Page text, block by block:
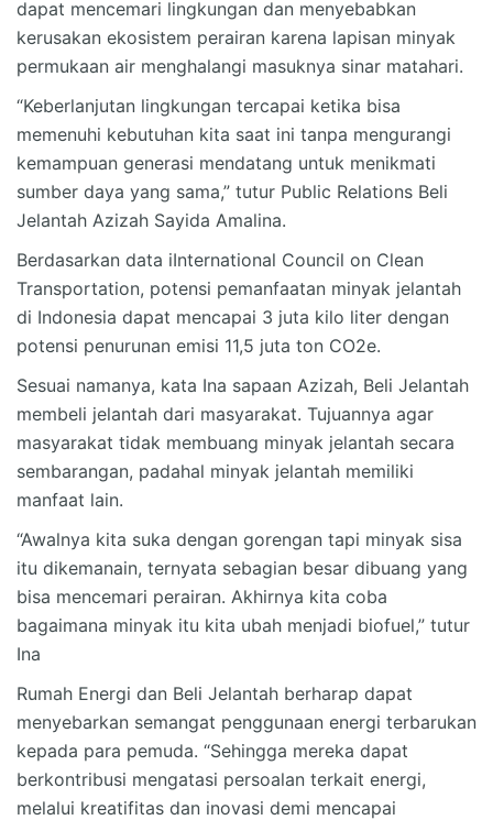
dapat mencemari lingkungan dan menyebabkan
kerusakan ekosistem perairan karena lapisan minyak
permukaan air menghalangi masuknya sinar matahari.
“Keberlanjutan lingkungan tercapai ketika bisa
memenuhi kebutuhan kita saat ini tanpa mengurangi
kemampuan generasi mendatang untuk menikmati
sumber daya yang sama,” tutur Public Relations Beli
Jelantah Azizah Sayida Amalina.
Berdasarkan data iInternational Council on Clean
Transportation, potensi pemanfaatan minyak jelantah
di Indonesia dapat mencapai 3 juta kilo liter dengan
potensi penurunan emisi 11,5 juta ton CO2e.
Sesuai namanya, kata Ina sapaan Azizah, Beli Jelantah
membeli jelantah dari masyarakat. Tujuannya agar
masyarakat tidak membuang minyak jelantah secara
sembarangan, padahal minyak jelantah memiliki
manfaat lain.
“Awalnya kita suka dengan gorengan tapi minyak sisa
itu dikemanain, ternyata sebagian besar dibuang yang
bisa mencemari perairan. Akhirnya kita coba
bagaimana minyak itu kita ubah menjadi biofuel,” tutur
Ina
Rumah Energi dan Beli Jelantah berharap dapat
menyebarkan semangat penggunaan energi terbarukan
kepada para pemuda. “Sehingga mereka dapat
berkontribusi mengatasi persoalan terkait energi,
melalui kreatifitas dan inovasi demi mencapai